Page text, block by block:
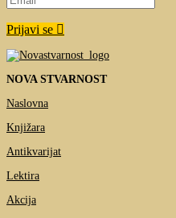
Prijavi se
NOVA STVARNOST
Naslovna
Knjižara
Antikvarijat
Lektira
Akcija